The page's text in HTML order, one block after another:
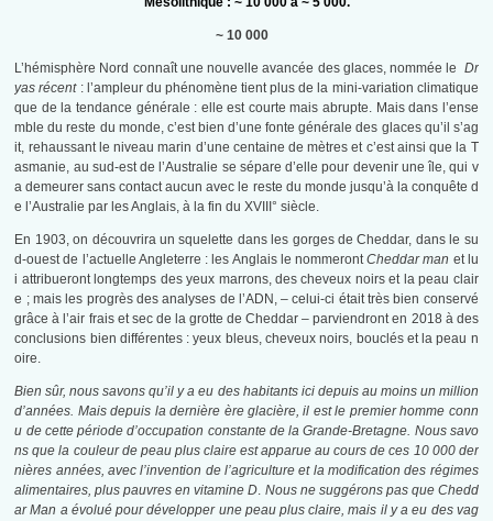
~ 10 000
L’hémisphère Nord connaît une nouvelle avancée des glaces, nommée le Dr
yas récent: l’ampleur du phénomène tient plus de la mini-variation climatique
que de la tendance générale : elle est courte mais abrupte. Mais dans l’ense
mble du reste du monde, c’est bien d’une fonte générale des glaces qu’il s’ag
it, rehaussant le niveau marin d’une centaine de mètres et c’est ainsi que la T
asmanie, au sud-est de l’Australie se sépare d’elle pour devenir une île, qui v
a demeurer sans contact aucun avec le reste du monde jusqu’à la conquête d
e l’Australie par les Anglais, à la fin du XVIII° siècle.
En 1903, on découvrira un squelette dans les gorges de Cheddar, dans le su
d-ouest de l’actuelle Angleterre : les Anglais le nommerontCheddar man et lu
i attribueront longtemps des yeux marrons, des cheveux noirs et la peau clair
e ; mais les progrès des analyses de l’ADN, – celui-ci était très bien conservé
grâce à l’air frais et sec de la grotte de Cheddar – parviendront en 2018 à des
conclusions bien différentes : yeux bleus, cheveux noirs, bouclés et la peau n
oire.
Bien sûr, nous savons qu’il y a eu des habitants ici depuis au moins un million
d’années. Mais depuis la dernière ère glacière, il est le premier homme conn
u de cette période d’occupation constante de la Grande-Bretagne. Nous savo
ns que la couleur de peau plus claire est apparue au cours de ces 10 000 der
nières années, avec l’invention de l’agriculture et la modification des régimes
alimentaires, plus pauvres en vitamine D. Nous ne suggérons pas que Chedd
ar Man a évolué pour développer une peau plus claire, mais il y a eu des vag